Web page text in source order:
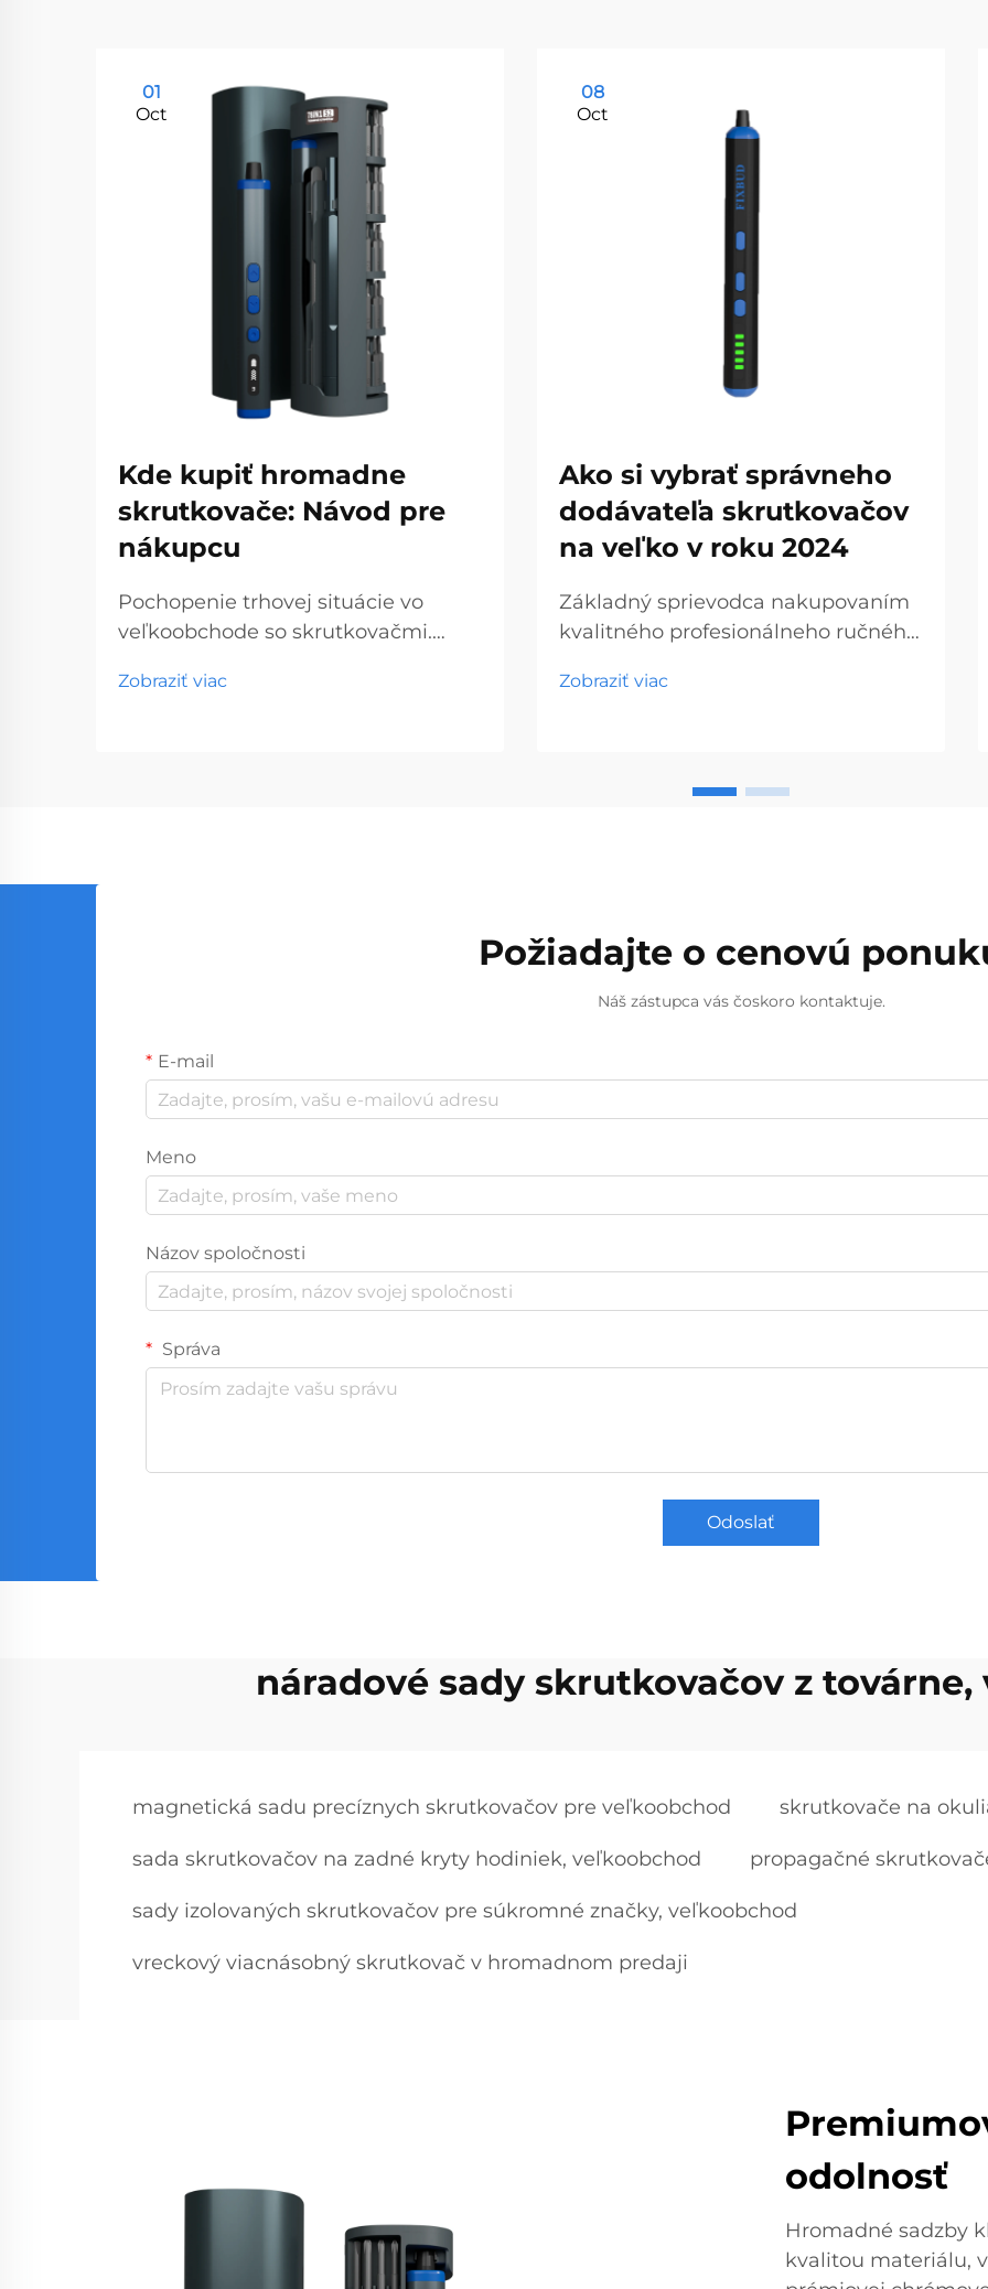
01
Oct
Kde kupiť hromadne
skrutkovače: Návod pre
nákupcu
Pochopenie trhovej situácie vo
veľkoobchode so skrutkovačmi.
predstavuje kľúčový segment
Zobraziť viac
08
Oct
Ako si vybrať správneho
dodávateľa skrutkovačov
na veľko v roku 2024
Základný sprievodca nakupovaním
kvalitného profesionálneho ručného
oblasti stavebníctva a výroby sa
Zobraziť viac
Požiadajte o cenovú
Náš zástupca vás čoskoro kontaktuje.
E-mail
Meno
Názov spoločnosti
Správa
Odoslať
náradové sady skrutkovačov z
magnetická sadu precíznych skrutkovačov pre veľkoobchod skrutkovače na
sada skrutkovačov na zadné kryty hodiniek, veľkoobchod propagačné
sady izolovaných skrutkovačov pre súkromné značky, veľkoobchod
vreckový viacnásobný skrutkovač v hromadnom predaji
odolnosť
Hromadné sadzby
kvalitou materiálu,